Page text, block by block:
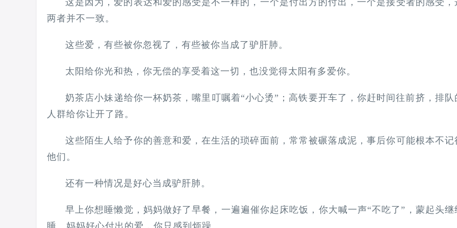
这是因为，爱的表达和爱的感受是不一样的，一个是付出方的付出，一个是接受者的感受，
两者并不一致。
这些爱，有些被你忽视了，有些被你当成了驴肝肺。
太阳给你光和热，你无偿的享受着这一切，也没觉得太阳有多爱你。
奶茶店小妹递给你一杯奶茶，嘴里叮嘱着“小心烫”；高铁要开车了，你赶时间往前挤，排队
人群给你让开了路。
这些陌生人给予你的善意和爱，在生活的琐碎面前，常常被碾落成泥，事后你可能根本不记
他们。
还有一种情况是好心当成驴肝肺。
早上你想睡懒觉，妈妈做好了早餐，一遍遍催你起床吃饭，你大喊一声“不吃了”，蒙起头继